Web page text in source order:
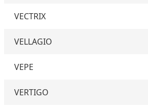
VECTRIX
VELLAGIO
VEPE
VERTIGO